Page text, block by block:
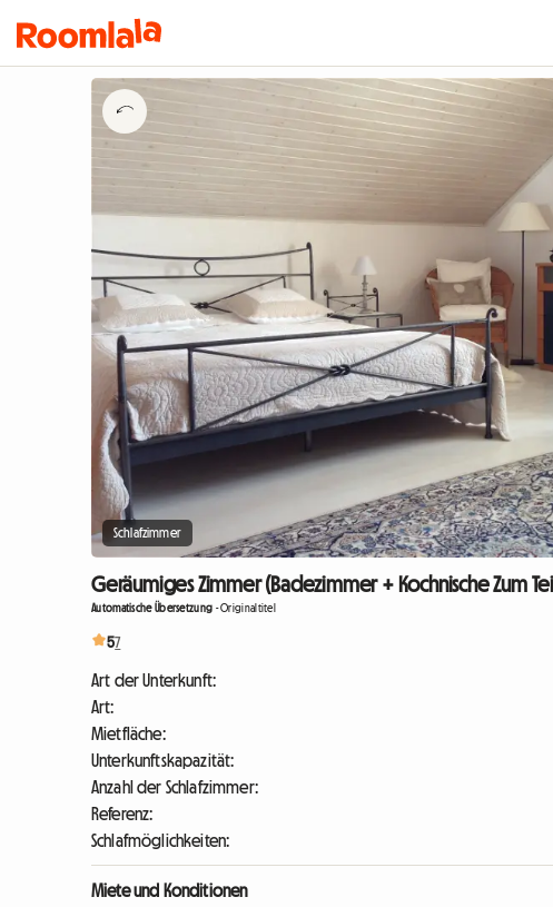
Schlafzimmer
Geräumiges Zimmer (Badezimmer + Kochnische Zum
Automatische Übersetzung -Originaltitel
57
Art der Unterkunft:
Art:
Mietfläche:
Unterkunftskapazität:
Anzahl der Schlafzimmer:
Referenz:
Schlafmöglichkeiten:
Miete und Konditionen